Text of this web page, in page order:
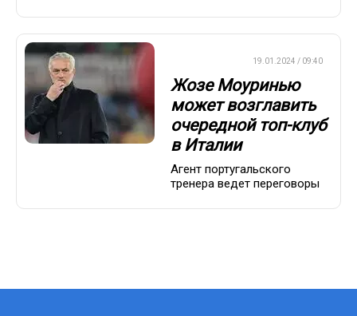
19.01.2024 / 09:40
Жозе Моуринью
может возглавить
очередной топ-клуб
в Италии
Агент португальского
тренера ведет переговоры